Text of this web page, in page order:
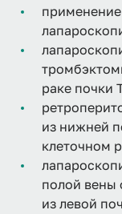
раке почки
из нижней
клеточном
полой вены
из левой